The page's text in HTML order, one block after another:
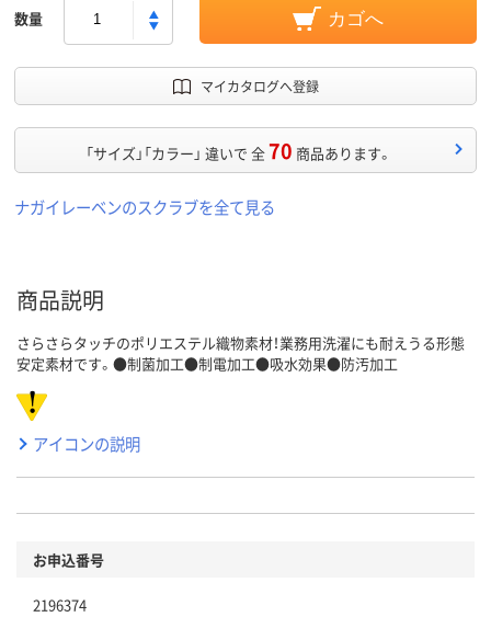
数量 カゴへ
マイカタログへ登録
「サイズ」「カラー」 違いで 全70 商品あります。
ナガイレーベンのスクラブを全て見る
商品説明
さらさらタッチのポリエステル織物素材！業務用洗濯にも耐えうる形態
安定素材です。●制菌加工●制電加工●吸水効果●防汚加工
アイコンの説明
お申込番号
2196374